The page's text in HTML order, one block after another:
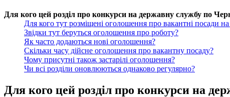
Для кого цей розділ про конкурси на державну службу по
Для кого тут розміщені оголошення про вакантні посади
Звідки тут беруться оголошення про роботу?
Як часто додаються нові оголошення?
Скільки часу дійсне оголошення про вакантну посаду?
Чому присутні також застарілі оголошення?
Чи всі розділи оновлюються однаково регулярно?
Для кого цей розділ про конкурси на